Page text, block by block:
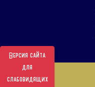
Версия сайта
для
слабовидящих